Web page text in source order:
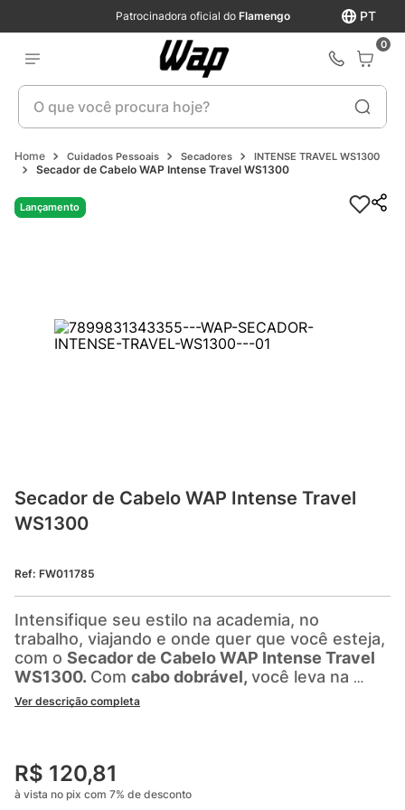
PT
Patrocinadora oficial do Flamengo
0
O que você procura hoje?
Cuidados Pessoais Secadores INTENSE TRAVEL WS1300
Secador de Cabelo WAP Intense Travel WS1300
Lançamento
Lançamento
Secador de Cabelo WAP Intense Travel
WS1300
Ref: FW011785
Intensifique seu estilo na academia, no
trabalho, viajando e onde quer que você esteja,
com o Secador de Cabelo WAP Intense Travel
WS1300. Com cabo dobrável, você leva na
bolsa, mochila ou mala, sem ocupar muito
espaço. Apesar de seu
Troque facilmente entre a tensão 127V e 220V
Ver descrição completa
R$ 120,81
à vista no pix com 7% de desconto